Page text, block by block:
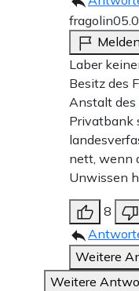
fragolin
Melden
Laber
Besitz des
Anstalt des
Privatbank
nett, wenn
Unwissen
8
Weitere
Weitere